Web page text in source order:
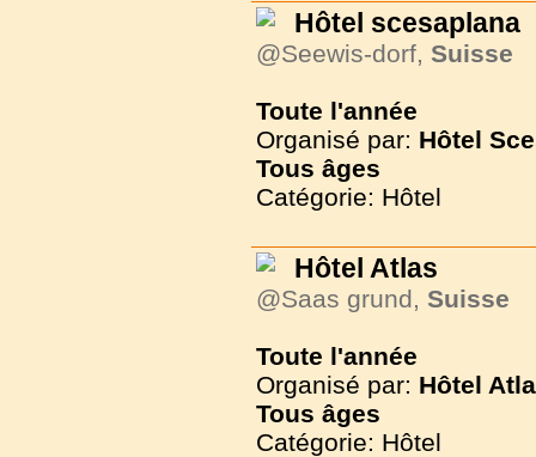
Hôtel scesaplana
@Seewis-dorf, Suisse
Toute l'année
Organisé par: Hôtel
Tous âges
Catégorie: Hôtel
Hôtel Atlas
@Saas grund, Suisse
Toute l'année
Organisé par: Hôtel
Tous âges
Catégorie: Hôtel